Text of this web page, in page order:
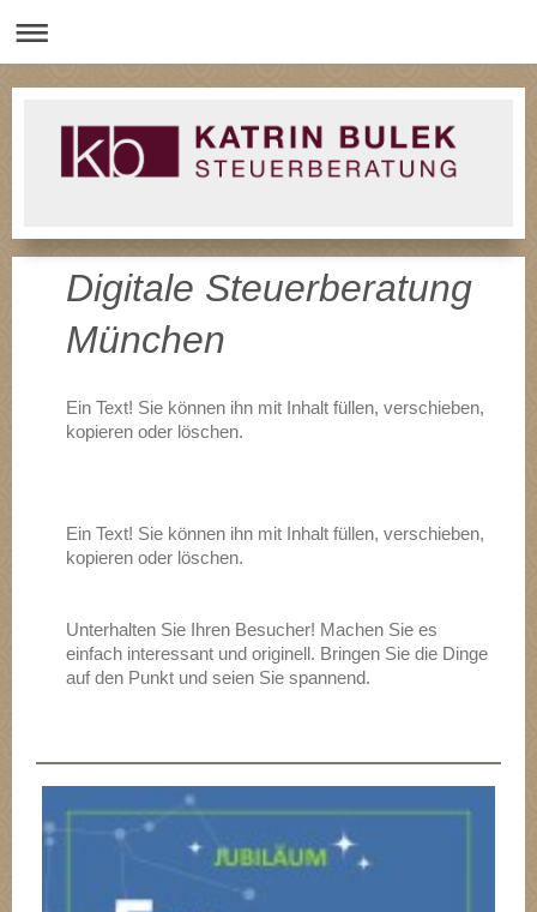
Digitale Steuerberatung
München
Ein Text! Sie können ihn mit Inhalt füllen, verschieben,
kopieren oder löschen.
Ein Text! Sie können ihn mit Inhalt füllen, verschieben,
kopieren oder löschen.
Unterhalten Sie Ihren Besucher! Machen Sie es
einfach interessant und originell. Bringen Sie die Dinge
auf den Punkt und seien Sie spannend.